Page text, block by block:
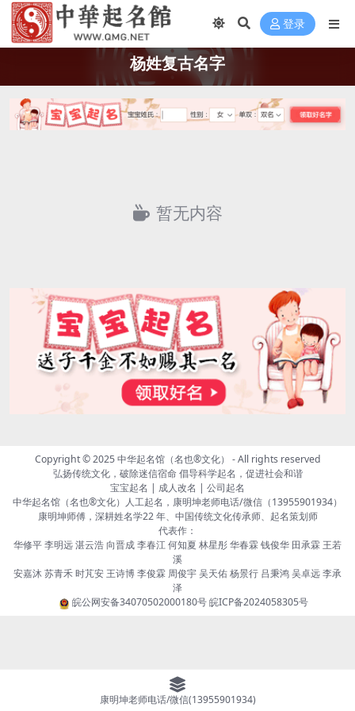
登录
杨姓复古名字
暂无内容
Copyright © 2025中华起名馆（名也®文化） - All rights reserved
弘扬传统文化，破除迷信宿命 倡导科学起名，促进社会和谐
宝宝起名 | 成人改名 | 公司起名
中华起名馆（名也®文化）人工起名，康明坤老师电话/微信（13955901934）
康明坤师傅，深耕姓名学22 年、中国传统文化传承师、起名策划师
代表作：
华修平 李明远 湛云浩 向晋成 李春江 何知夏 林星彤 华春霖 钱俊华 田承霖 王若
溪
安嘉沐 苏青禾 时芃安 王诗博 李俊霖 周俊宇 吴天佑 杨景行 吕秉鸿 吴卓远 李承
泽
皖公网安备34070502000180号皖ICP备2024058305号
康明坤老师电话/微信(13955901934)